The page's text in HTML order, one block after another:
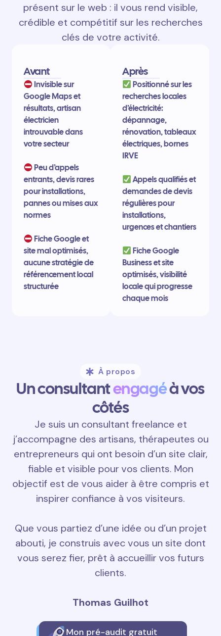
présent sur le web : il vous rend visible,
crédible et compétitif sur les recherches
clés de votre activité.
Avant
Invisible sur
Google Maps et
résultats, artisan
électricien
introuvable dans
votre secteur
Peu d’appels
entrants, devis rares
pour installations,
pannes ou mises aux
normes
Fiche Google et
site mal optimisés,
aucune stratégie de
référencement local
structurée
Après
Positionné sur les
recherches locales
d’électricité:
dépannage,
rénovation, tableaux
électriques, bornes
IRVE
Appels qualifiés et
demandes de devis
régulières pour
installations,
urgences et chantiers
Fiche Google
Business et site
optimisés, visibilité
locale qui progresse
chaque mois
À propos
Un consultantengagéà vos
côtés
Je suis un consultant freelance et
j’accompagne des artisans, thérapeutes ou
entrepreneurs qui ont besoin d’un site clair,
fiable et visible pour vos clients. Mon
objectif est de vous aider à être compris et
inspirer confiance à vos visiteurs.
Que vous partiez d’une idée ou d’un projet
abouti, je construis avec vous un site dont
vous serez fier, prêt à accueillir vos futurs
clients.
Thomas Guilhot
Mon pré-audit gratuit